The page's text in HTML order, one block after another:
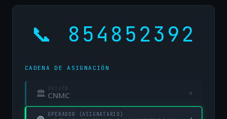
📞 854852392
CADENA DE ASIGNACIÓN
🏛 ORIGEN
CNMC ▾
OPERADOR (ASIGNATARIO)